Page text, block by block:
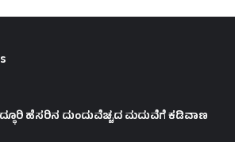
ಹೆಸರಿನ ದುಂದುವೆಚ್ಚದ ಮದುವೆಗೆ ಕಡಿವಾಣ